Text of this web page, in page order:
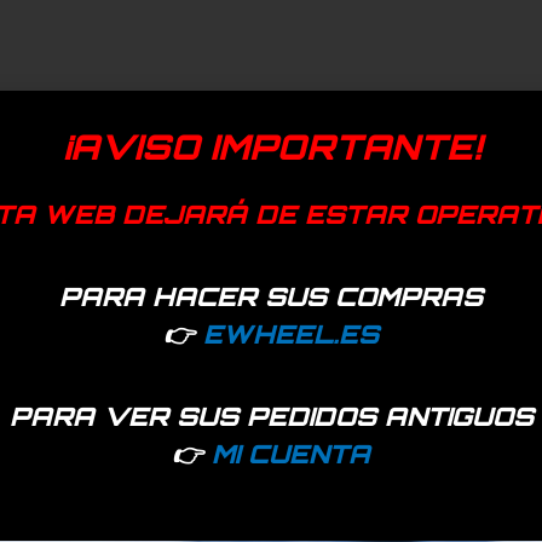
¡AVISO IMPORTANTE!
WEB DEJARÁ DE ESTAR
PARA HACER SUS COMPRAS
👉 EWHEEL.ES
PARA VER SUS PEDIDOS ANTIGUOS
👉 MI CUENTA